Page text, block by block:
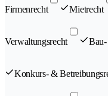
Firmenrecht Mietrecht
Verwaltungsrecht
Konkurs- &